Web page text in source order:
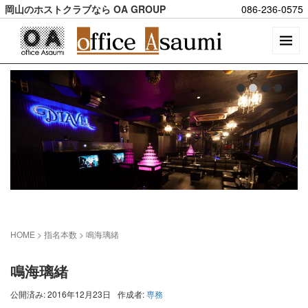
岡山のホストクラブなら OA GROUP 086-236-0575
HOME > 指名本数 > 鳴海璃緒
鳴海璃緒
公開済み: 2016年12月23日 作成者:専務